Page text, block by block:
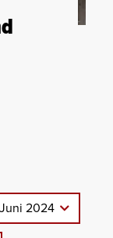
Juni 2024